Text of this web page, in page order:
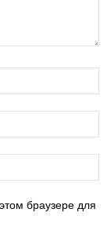
браузере для